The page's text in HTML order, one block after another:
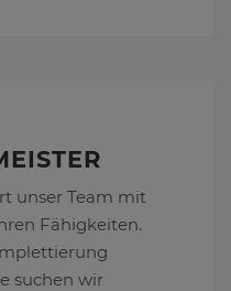
unser Team mit
Fähigkeiten.
suchen wir